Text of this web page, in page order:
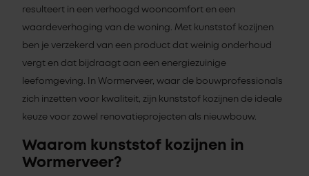
resulteert in een verhoogd wooncomfort en een
waardeverhoging van de woning. Met kunststof kozijnen
ben je verzekerd van een product dat weinig onderhoud
vergt en dat bijdraagt aan een energiezuinige
leefomgeving. In Wormerveer, waar de bouwprofessionals
zich inzetten voor kwaliteit, zijn kunststof kozijnen de ideale
keuze voor zowel renovatieprojecten als nieuwbouw.
Waarom kunststof kozijnen in
Wormerveer?